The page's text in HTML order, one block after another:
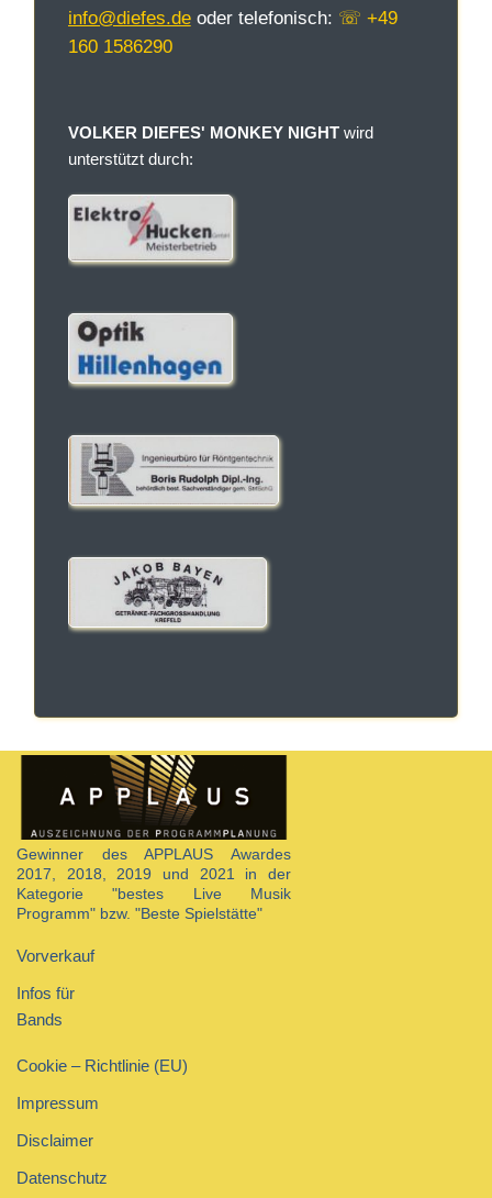
info@diefes.deoder telefonisch: ☏ +49
160 1586290
VOLKER DIEFES' MONKEY NIGHTwird
unterstützt durch:
Gewinner des APPLAUS Awardes
2017, 2018, 2019 und 2021 in der
Kategorie "bestes Live Musik
Programm" bzw. "Beste Spielstätte"
Vorverkauf
Infos für
Bands
Cookie – Richtlinie (EU)
Impressum
Disclaimer
Datenschutz